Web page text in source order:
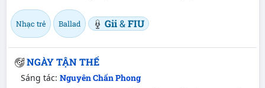
Nhạc trẻ Ballad Gii&FIU
NGÀY TẬN THẾ
Sáng tác: Nguyên Chấn Phong